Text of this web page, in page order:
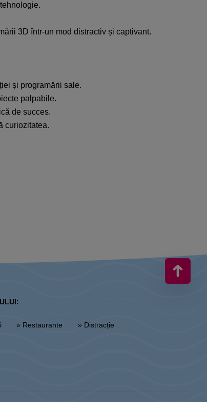
3D într-un mod distractiv și captivant.​​
și programării sale.​
palpabile.​
de succes.​
curiozitatea.​
» Restaurante » Distracție